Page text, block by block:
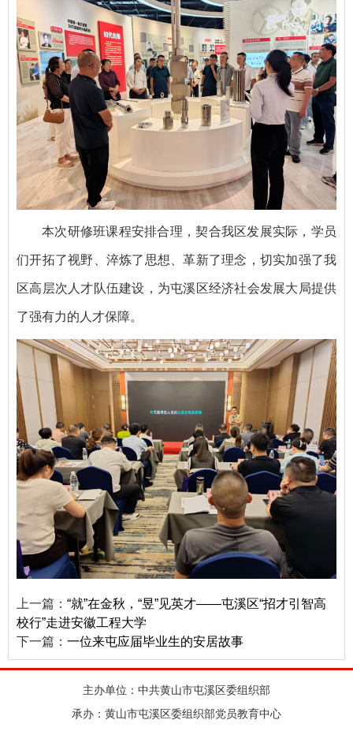
本次研修班课程安排合理，契合我区发展实际，学员
们开拓了视野、淬炼了思想、革新了理念，切实加强了我
区高层次人才队伍建设，为屯溪区经济社会发展大局提供
了强有力的人才保障。
上一篇： “就”在金秋，“昱”见英才——屯溪区“招才引智高
校行”走进安徽工程大学
下一篇： 一位来屯应届毕业生的安居故事
主办单位：中共黄山市屯溪区委组织部
承办：黄山市屯溪区委组织部党员教育中心